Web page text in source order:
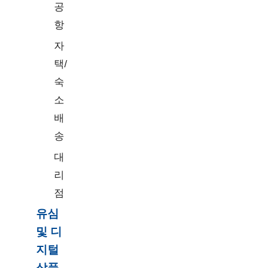
공
항
자
택/
숙
소
배
송
대
리
점
유심
및 디
지털